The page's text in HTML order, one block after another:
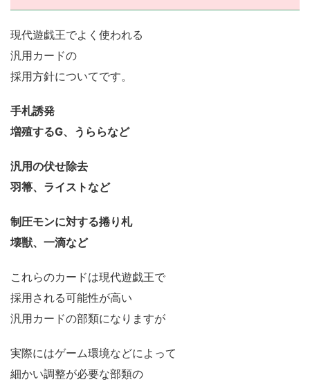
現代遊戯王でよく使われる
汎用カードの
採用方針についてです。
手札誘発
増殖するG、うららなど
汎用の伏せ除去
羽箒、ライストなど
制圧モンに対する捲り札
壊獣、一滴など
これらのカードは現代遊戯王で
採用される可能性が高い
汎用カードの部類になりますが
実際にはゲーム環境などによって
細かい調整が必要な部類の